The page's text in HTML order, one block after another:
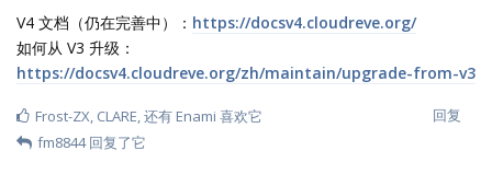
V4 文档（仍在完善中）： https://docsv4.cloudreve.org/
如何从 V3 升级：
https://docsv4.cloudreve.org/zh/maintain/upgrade-from-v3
回复
Frost-ZX, CLARE, 还有 Enami 喜欢它
fm8844回复了它